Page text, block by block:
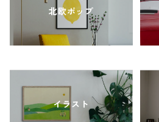
北欧ポップ
イラスト